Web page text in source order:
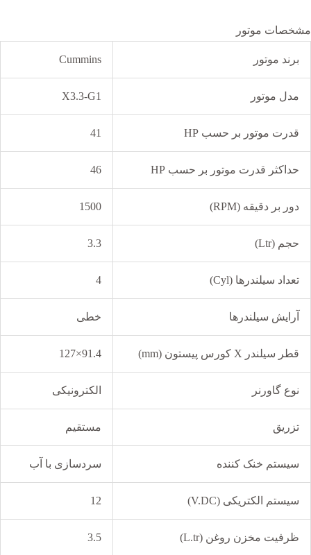
مشخصات موتور
برند موتور Cummins
مدل موتور X3.3-G1
قدرت موتور بر حسب HP 41
حداکثر قدرت موتور بر حسب HP 46
دور بر دقیقه (RPM) 1500
حجم (Ltr) 3.3
تعداد سیلندرها (Cyl) 4
آرایش سیلندرها خطی
قطر سیلندر X کورس پیستون (mm) 91.4×127
نوع گاورنر الکترونیکی
تزریق مستقیم
سیستم خنک کننده سردسازی با آب
سیستم الکتریکی (V.DC) 12
ظرفیت مخزن روغن (L.tr) 3.5